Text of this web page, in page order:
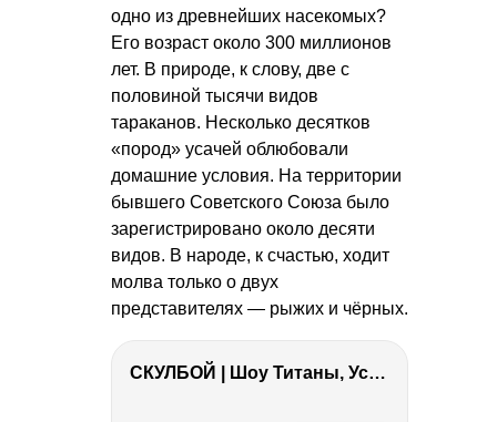
одно из древнейших насекомых?
Его возраст около 300 миллионов
лет. В природе, к слову, две с
половиной тысячи видов
тараканов. Несколько десятков
«пород» усачей облюбовали
домашние условия. На территории
бывшего Советского Союза было
зарегистрировано около десяти
видов. В народе, к счастью, ходит
молва только о двух
представителях — рыжих и чёрных.
СКУЛБОЙ | Шоу Титаны, Усейн Болт, Ларрат, Зашквар!